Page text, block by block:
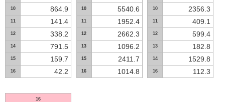
10 864.9
11 141.4
12 338.2
14 791.5
15 159.7
16 42.2
10 5540.6
11 1952.4
12 2662.3
13 1096.2
15 2411.7
16 1014.8
10 2356.3
11 409.1
12 599.4
13 182.8
14 1529.8
16 112.3
16